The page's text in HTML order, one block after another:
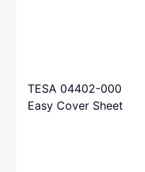
TESA 04402-00000-
Easy Cover Sheets